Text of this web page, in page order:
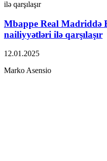
Mbappe Real Madriddə
nailiyyətləri ilə qarşılaşır
12.01.2025
Marko Asensio